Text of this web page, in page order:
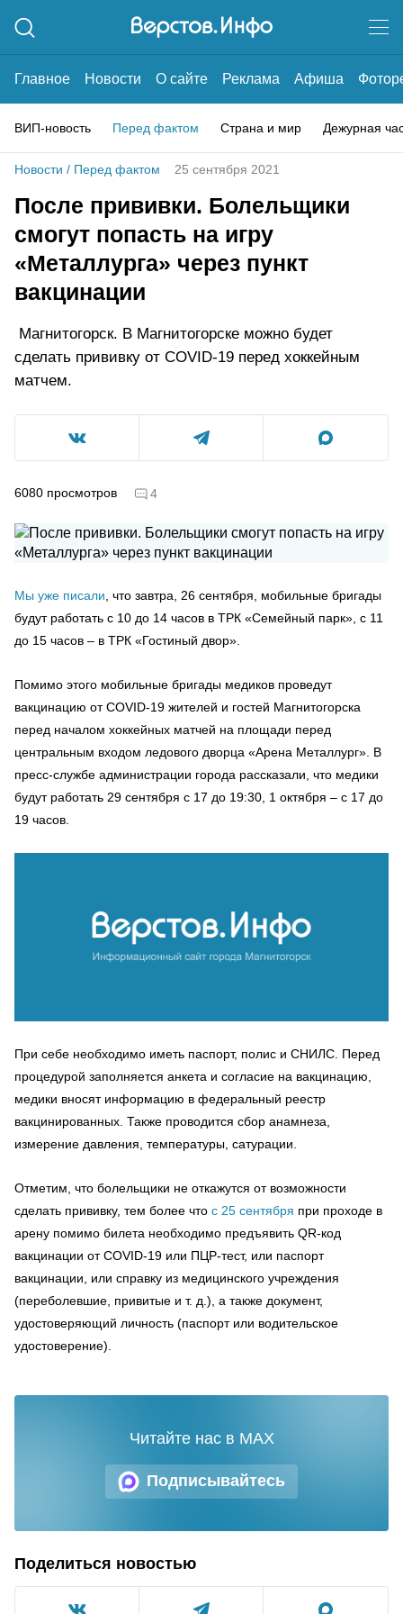
Главное Новости О сайте Реклама Афиша
ВИП-новость Перед фактом Страна и мир Дежурная
Новости / Перед фактом 25 сентября 2021
После прививки. Болельщики
смогут попасть на игру
«Металлурга» через пункт
вакцинации
Магнитогорск. В Магнитогорске можно будет
сделать прививку от COVID-19 перед хоккейным
матчем.
6080 просмотров 4
Мы уже писали , что завтра, 26 сентября, мобильные бригады
будут работать с 10 до 14 часов в ТРК «Семейный парк», с 11
до 15 часов – в ТРК «Гостиный двор».
Помимо этого мобильные бригады медиков проведут
вакцинацию от COVID-19 жителей и гостей Магнитогорска
перед началом хоккейных матчей на площади перед
центральным входом ледового дворца «Арена Металлург». В
пресс-службе администрации города рассказали, что медики
будут работать 29 сентября с 17 до 19:30, 1 октября – с 17 до
19 часов.
При себе необходимо иметь паспорт, полис и СНИЛС. Перед
процедурой заполняется анкета и согласие на вакцинацию,
медики вносят информацию в федеральный реестр
вакцинированных. Также проводится сбор анамнеза,
измерение давления, температуры, сатурации.
Отметим, что болельщики не откажутся от возможности
сделать прививку, тем более что с 25 сентября при проходе в
арену помимо билета необходимо предъявить QR-код
вакцинации от COVID-19 или ПЦР-тест, или паспорт
вакцинации, или справку из медицинского учреждения
(переболевшие, привитые и т. д.), а также документ,
удостоверяющий личность (паспорт или водительское
удостоверение).
Подписывайтесь
Читайте нас в MAX
Поделиться новостью